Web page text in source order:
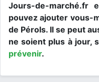
Jours-de-marché.fr
pouvez ajouter vous-
de Pérols. Il se peut
ne soient plus à jour,
prévenir.